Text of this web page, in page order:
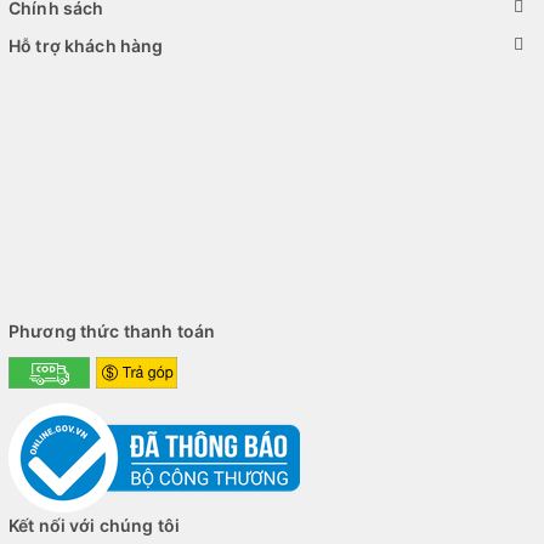
với quy trình 5nm, tối ưu hóa hiệu suất trên watt, giúp
Chính sách
Hỗ trợ khách hàng
Phương thức thanh toán
Kết nối với chúng tôi